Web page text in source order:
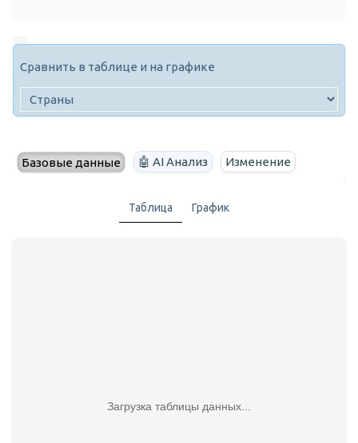
Сравнить в таблице и на графике
Базовые данные 🤖 AI Анализ Изменение
Таблица График
Загрузка таблицы данных...